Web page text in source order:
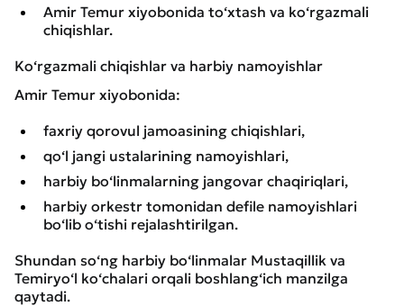
Amir Temur xiyobonida to‘xtash va ko‘rgazmali
chiqishlar.
Ko‘rgazmali chiqishlar va harbiy namoyishlar
Amir Temur xiyobonida:
faxriy qorovul jamoasining chiqishlari,
qo‘l jangi ustalarining namoyishlari,
harbiy bo‘linmalarning jangovar chaqiriqlari,
harbiy orkestr tomonidan defile namoyishlari
bo‘lib o‘tishi rejalashtirilgan.
Shundan so‘ng harbiy bo‘linmalar Mustaqillik va
Temiryo‘l ko‘chalari orqali boshlang‘ich manzilga
qaytadi.